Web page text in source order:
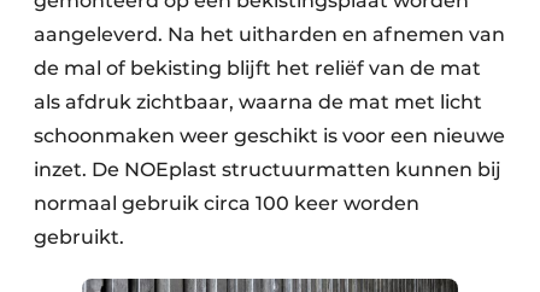
aangeleverd. Na het uitharden en afnemen van
de mal of bekisting blijft het reliëf van de mat
als afdruk zichtbaar, waarna de mat met licht
schoonmaken weer geschikt is voor een nieuwe
inzet. De NOEplast structuurmatten kunnen bij
normaal gebruik circa 100 keer worden
gebruikt.